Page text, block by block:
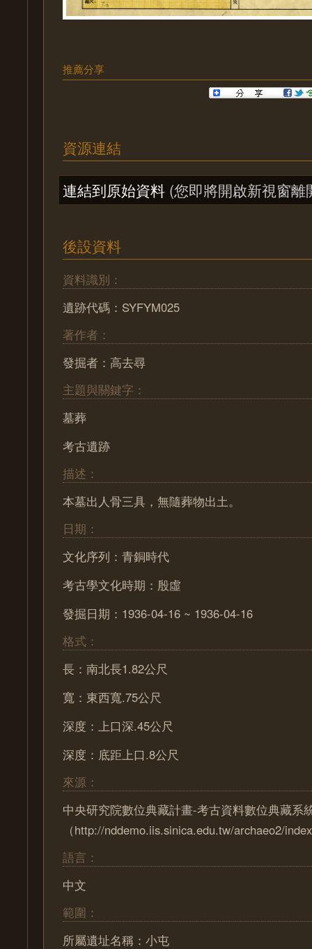
推薦分享
資源連結
連結到原始資料 (您即將開啟新視窗離
後設資料
資料識別：
遺跡代碼：SYFYM025
著作者：
發掘者：高去尋
主題與關鍵字：
墓葬
考古遺跡
描述：
本墓出人骨三具，無隨葬物出土。
日期：
文化序列：青銅時代
考古學文化時期：殷虛
發掘日期：1936-04-16 ~ 1936-04-16
格式：
長：南北長1.82公尺
寬：東西寬.75公尺
深度：上口深.45公尺
深度：底距上口.8公尺
來源：
中央研究院數位典藏計畫-考古資料數位典藏系
（http://nddemo.iis.sinica.edu.tw/archaeo2/
語言：
中文
範圍：
所屬遺址名稱：小屯